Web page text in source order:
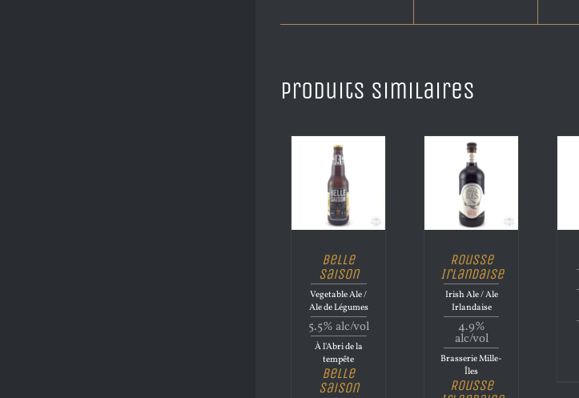
Produits similaires
Belle
Saison
Vegetable Ale /
Ale de Légumes
5.5% alc/vol
À l'Abri de la
tempête
Belle
Saison
Rousse
Irlandaise
Irish Ale / Ale
Irlandaise
4.9%
alc/vol
Brasserie Mille-
Îles
Rousse